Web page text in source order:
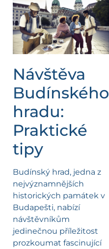
Návštěva
Budínského
hradu:
Praktické
tipy
Budínský hrad, jedna z
nejvýznamnějších
historických památek v
Budapešti, nabízí
návštěvníkům
jedinečnou příležitost
prozkoumat fascinující